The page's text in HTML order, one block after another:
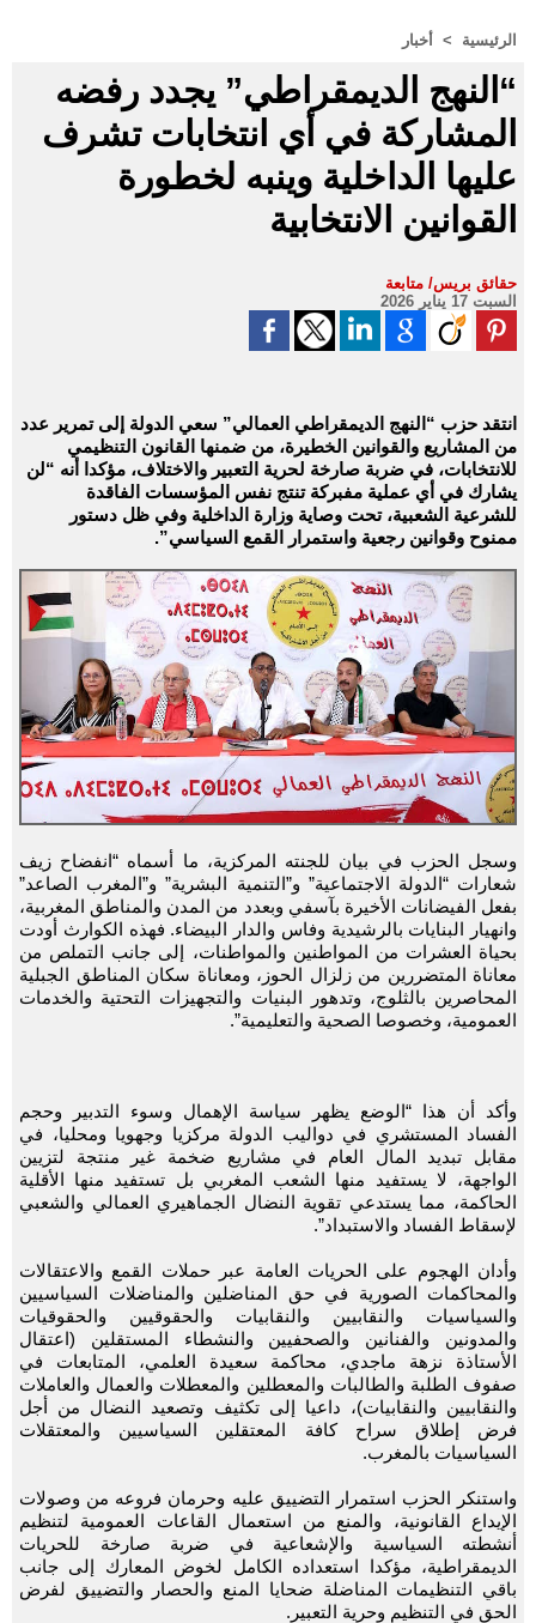
الرئيسية > أخبار
“النهج الديمقراطي” يجدد رفضه
المشاركة في أي انتخابات تشرف
عليها الداخلية وينبه لخطورة
القوانين الانتخابية
حقائق بريس/ متابعة
السبت 17 يناير 2026
انتقد حزب “النهج الديمقراطي العمالي” سعي الدولة إلى تمرير عدد
من المشاريع والقوانين الخطيرة، من ضمنها القانون التنظيمي
للانتخابات، في ضربة صارخة لحرية التعبير والاختلاف، مؤكدا أنه “لن
يشارك في أي عملية مفبركة تنتج نفس المؤسسات الفاقدة
للشرعية الشعبية، تحت وصاية وزارة الداخلية وفي ظل دستور
ممنوح وقوانين رجعية واستمرار القمع السياسي”.
وسجل الحزب في بيان للجنته المركزية، ما أسماه “انفضاح زيف
شعارات “الدولة الاجتماعية” و”التنمية البشرية” و”المغرب الصاعد”
بفعل الفيضانات الأخيرة بآسفي وبعدد من المدن والمناطق المغربية،
وانهيار البنايات بالرشيدية وفاس والدار البيضاء. فهذه الكوارث أودت
بحياة العشرات من المواطنين والمواطنات، إلى جانب التملص من
معاناة المتضررين من زلزال الحوز، ومعاناة سكان المناطق الجبلية
المحاصرين بالثلوج، وتدهور البنيات والتجهيزات التحتية والخدمات
العمومية، وخصوصا الصحية والتعليمية”.
وأكد أن هذا “الوضع يظهر سياسة الإهمال وسوء التدبير وحجم
الفساد المستشري في دواليب الدولة مركزيا وجهويا ومحليا، في
مقابل تبديد المال العام في مشاريع ضخمة غير منتجة لتزيين
الواجهة، لا يستفيد منها الشعب المغربي بل تستفيد منها الأقلية
الحاكمة، مما يستدعي تقوية النضال الجماهيري العمالي والشعبي
لإسقاط الفساد والاستبداد”.
وأدان الهجوم على الحريات العامة عبر حملات القمع والاعتقالات
والمحاكمات الصورية في حق المناضلين والمناضلات السياسيين
والسياسيات والنقابيين والنقابيات والحقوقيين والحقوقيات
والمدونين والفنانين والصحفيين والنشطاء المستقلين (اعتقال
الأستاذة نزهة ماجدي، محاكمة سعيدة العلمي، المتابعات في
صفوف الطلبة والطالبات والمعطلين والمعطلات والعمال والعاملات
والنقابيين والنقابيات)، داعيا إلى تكثيف وتصعيد النضال من أجل
فرض إطلاق سراح كافة المعتقلين السياسيين والمعتقلات
السياسيات بالمغرب.
واستنكر الحزب استمرار التضييق عليه وحرمان فروعه من وصولات
الإيداع القانونية، والمنع من استعمال القاعات العمومية لتنظيم
أنشطته السياسية والإشعاعية في ضربة صارخة للحريات
الديمقراطية، مؤكدا استعداده الكامل لخوض المعارك إلى جانب
باقي التنظيمات المناضلة ضحايا المنع والحصار والتضييق لفرض
الحق في التنظيم وحرية التعبير.